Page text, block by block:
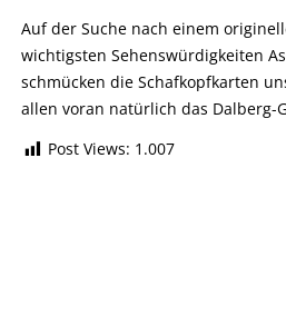
Auf der Suche nach einem
wichtigsten Sehenswürdigkeiten
schmücken die Schafkopfkarten
allen voran natürlich das Dalberg-
Post Views: 1.007